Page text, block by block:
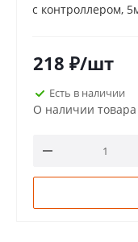
с контроллером,
218 ₽/шт
Есть в наличии
О наличии